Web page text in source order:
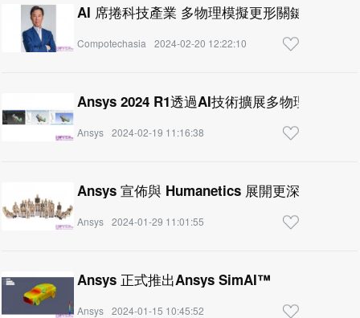
AI 席捲科技產業 多物理模擬更形關鍵
Compotechasia 2024-02-20 12:22:10
Ansys 2024 R1透過AI技術擴展多物理學的優
Ansys 2024-02-19 11:16:38
Ansys 宣佈與 Humanetics 展開更深入的合作
Ansys 2024-01-29 11:01:55
Ansys 正式推出Ansys SimAI™
Ansys 2024-01-15 10:45:52